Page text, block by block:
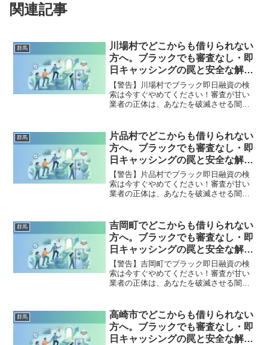
関連記事
群馬
川場村でどこからも借りられない
方へ。ブラックでも審査なし・即
日キャッシングの罠と安全な解決
策
【警告】川場村でブラック即日融資の検
索は今すぐやめてください！審査が甘い
業者の正体は、あなたを破滅させる闇金
村で違法業者を避け、借金地獄から抜け
出した方々の実体験と確実な解決策を完
全公開。
群馬
片品村でどこからも借りられない
方へ。ブラックでも審査なし・即
日キャッシングの罠と安全な解決
策
【警告】片品村でブラック即日融資の検
索は今すぐやめてください！審査が甘い
業者の正体は、あなたを破滅させる闇金
村で違法業者を避け、借金地獄から抜け
出した方々の実体験と確実な解決策を完
全公開。
群馬
吉岡町でどこからも借りられない
方へ。ブラックでも審査なし・即
日キャッシングの罠と安全な解決
策
【警告】吉岡町でブラック即日融資の検
索は今すぐやめてください！審査が甘い
業者の正体は、あなたを破滅させる闇金
町で違法業者を避け、借金地獄から抜け
出した方々の実体験と確実な解決策を完
全公開。
群馬
高崎市でどこからも借りられない
方へ。ブラックでも審査なし・即
日キャッシングの罠と安全な解決